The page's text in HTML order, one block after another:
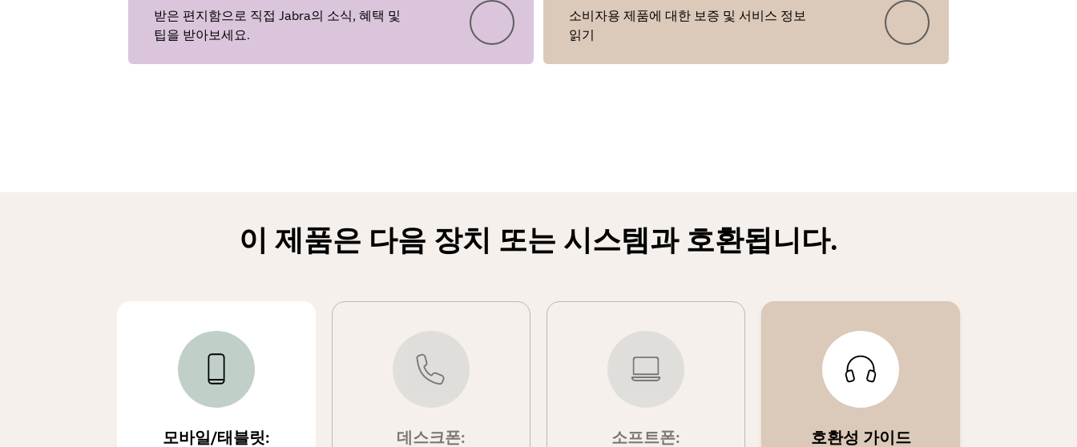
받은 편지함으로 직접 Jabra의 소식, 혜택 및
팁을 받아보세요.
소비자용 제품에 대한 보증 및 서비스 정보
읽기
이 제품은 다음 장치 또는 시스템과 호환됩니다.
모바일/태블릿: 데스크폰: 소프트폰: 호환성 가이드